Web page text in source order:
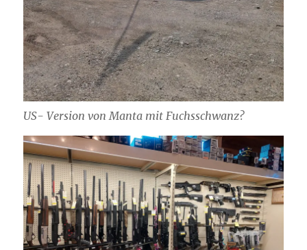
US- Version von Manta mit Fuchsschwanz?